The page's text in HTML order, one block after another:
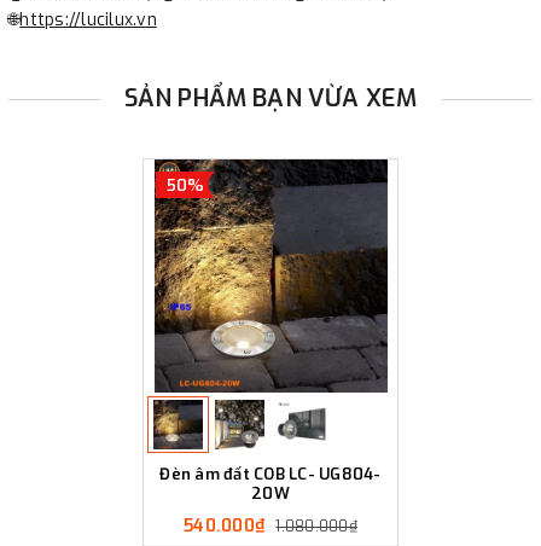
🌐https://lucilux.vn
SẢN PHẨM BẠN VỪA XEM
50%
Đèn âm đất COB LC- UG804-
20W
540.000₫ 1.080.000₫